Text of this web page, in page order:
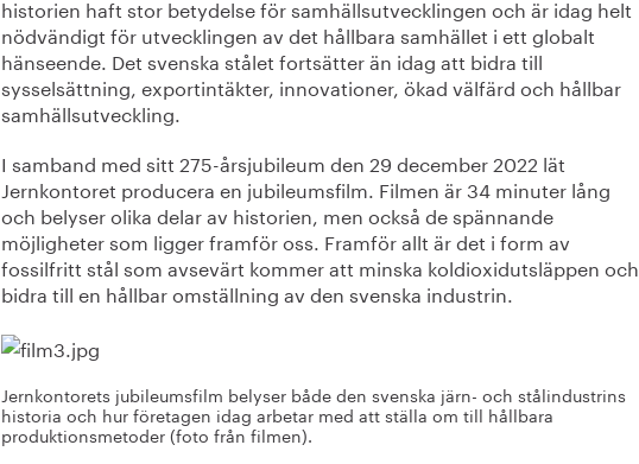
historien haft stor betydelse för samhällsutvecklingen och är idag helt
nödvändigt för utvecklingen av det hållbara samhället i ett globalt
hänseende. Det svenska stålet fortsätter än idag att bidra till
sysselsättning, exportintäkter, innovationer, ökad välfärd och hållbar
samhällsutveckling.
I samband med sitt 275-årsjubileum den 29 december 2022 lät
Jernkontoret producera en jubileumsfilm. Filmen är 34 minuter lång
och belyser olika delar av historien, men också de spännande
möjligheter som ligger framför oss. Framför allt är det i form av
fossilfritt stål som avsevärt kommer att minska koldioxidutsläppen och
bidra till en hållbar omställning av den svenska industrin.
Jernkontorets jubileumsfilm belyser både den svenska järn- och stålindustrins
historia och hur företagen idag arbetar med att ställa om till hållbara
produktionsmetoder (foto från filmen).